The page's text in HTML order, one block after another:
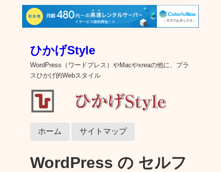
ひかげStyle
WordPress（ワードプレス）やMacやxreaの他に、プラ
スひかげ的Webスタイル
ホーム サイトマップ
WordPress の セルフ